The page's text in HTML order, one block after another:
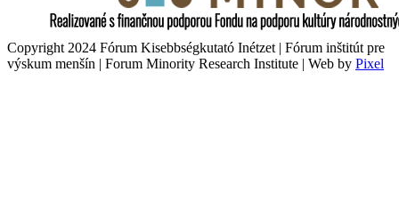
Copyright 2024 Fórum Kisebbségkutató Inétzet | Fórum inštitút pre
výskum menšín | Forum Minority Research Institute | Web by Pixel